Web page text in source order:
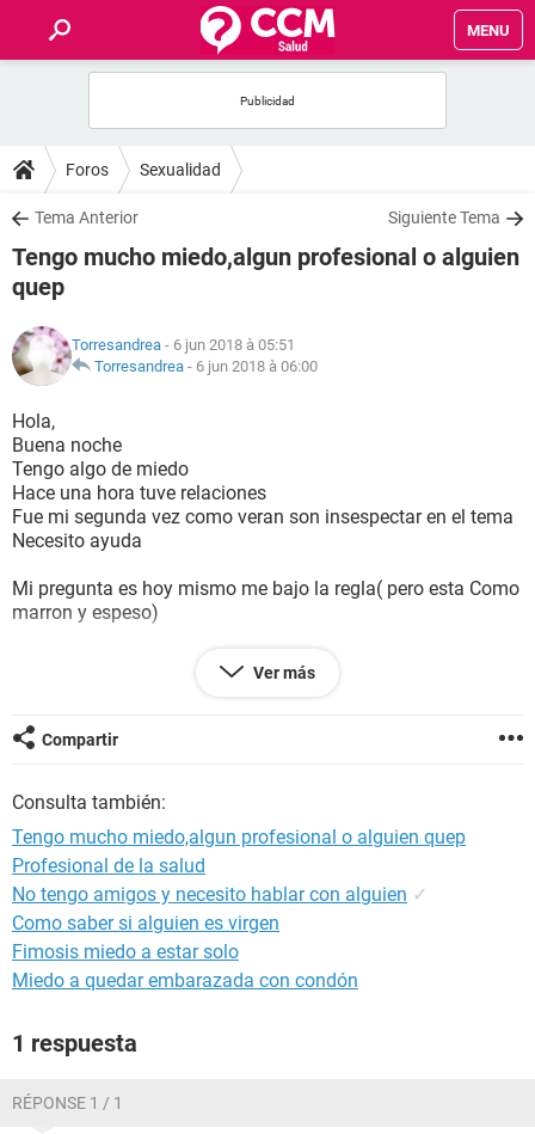
MENU
FORUMS
SALUD
FAMILIA
NUTRICIÓN
SEXUALIDAD
GLOSARIO
Foros Sexualidad
Tema Anterior Siguiente Tema
Tengo mucho miedo,algun profesional o alguien
quep
Torresandrea - 6 jun 2018 à 05:51
Torresandrea - 6 jun 2018 à 06:00
Hola,
Buena noche
Tengo algo de miedo
Hace una hora tuve relaciones
Fue mi segunda vez como veran son insespectar en el tema
Necesito ayuda
Mi pregunta es hoy mismo me bajo la regla( pero esta Como
marron y espeso)
Y estuve con una persona que no uso condon
Pero el cuando se iba a venir lo saco
vino o no adentro o quedo algo
Y tengo miedo de quedar en embarazo
HOY ES MI PRIMER DIA DE MENSTRUACION
Ver más
Compartir
Consulta también:
Tengo mucho miedo,algun profesional o alguien quep
Profesional de la salud
No tengo amigos y necesito hablar con alguien ✓
Como saber si alguien es virgen
Fimosis miedo a estar solo
Miedo a quedar embarazada con condón
1 respuesta
RÉPONSE 1 / 1